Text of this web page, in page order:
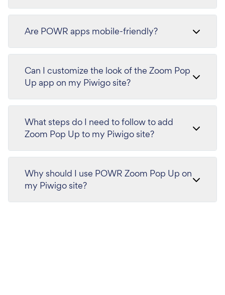
Are POWR apps mobile-friendly?
Can I customize the look of the Zoom Pop
Up app on my Piwigo site?
What steps do I need to follow to add
Zoom Pop Up to my Piwigo site?
Why should I use POWR Zoom Pop Up on
my Piwigo site?